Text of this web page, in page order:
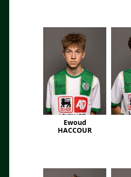
Ewoud
HACCOUR